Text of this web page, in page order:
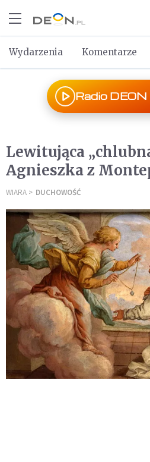
Wydarzenia Komentarze
Radio
Lewitująca
Agnieszka z
WIARA DUCHOWOŚĆ